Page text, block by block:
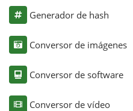
Generador de hash
Conversor de imágenes
Conversor de software
Conversor de vídeo